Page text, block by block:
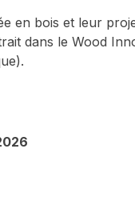
en bois et leur
dans le Wood